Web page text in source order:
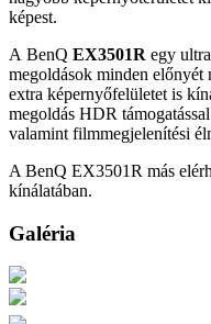
képest.
A BenQ EX3501R egy
megoldások minden előnyét
extra képernyőfelületet is
megoldás HDR
valamint filmmegjelenítési
A BenQ EX3501R más
kínálatában.
Galéria